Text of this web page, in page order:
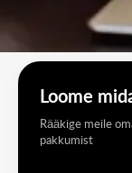
Loome
Rääkige meile
pakkumist